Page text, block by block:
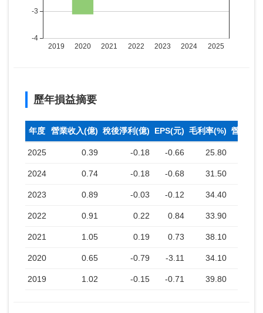
歷年損益摘要
年度 營業收入(億) 稅後淨利(億) EPS(元) 毛利率(%) 營業利
2025 0.39 -0.18 -0.66 25.80
2024 0.74 -0.18 -0.68 31.50
2023 0.89 -0.03 -0.12 34.40
2022 0.91 0.22 0.84 33.90
2021 1.05 0.19 0.73 38.10
2020 0.65 -0.79 -3.11 34.10
2019 1.02 -0.15 -0.71 39.80